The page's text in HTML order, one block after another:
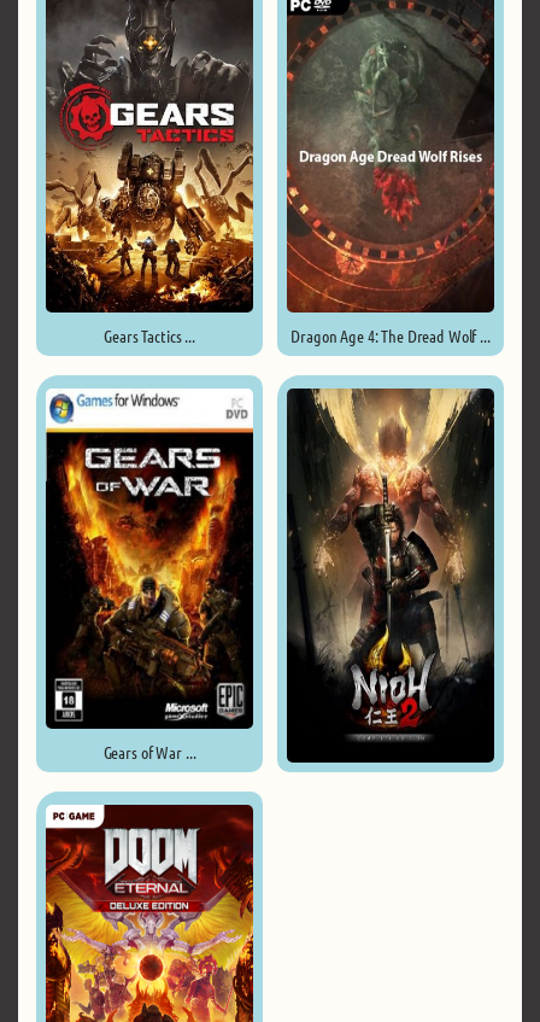
Gears Tactics ... Dragon Age 4: The Dread Wolf ...
Gears of War ...